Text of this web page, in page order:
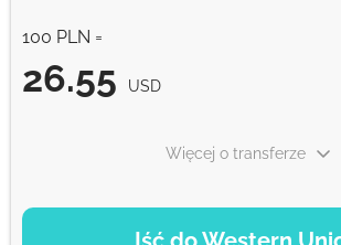
100 PLN =
26.55 USD
Więcej o transferze
OPCJE PŁATNOŚCI